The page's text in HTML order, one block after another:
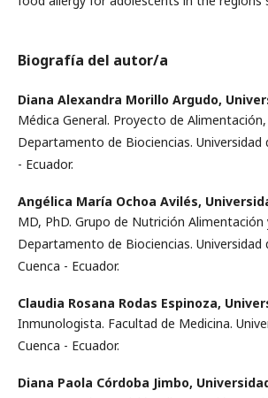
Biografía del autor/a
Diana Alexandra Morillo Argudo,
Médica General. Proyecto de
Departamento de Biociencias. Universidad
- Ecuador.
Angélica María Ochoa Avilés,
MD, PhD. Grupo de Nutrición Alimentación
Departamento de Biociencias. Universidad
Cuenca - Ecuador.
Claudia Rosana Rodas Espinoza,
Inmunologista. Facultad de Medicina.
Cuenca - Ecuador.
Diana Paola Córdoba Jimbo,